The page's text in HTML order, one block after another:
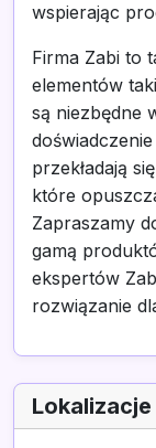
wspierając
Firma Zabi to
elementów
są niezbędne
przekładają
które
Zapraszamy
gamą
ekspertów
rozwiązanie
Lokalizacje